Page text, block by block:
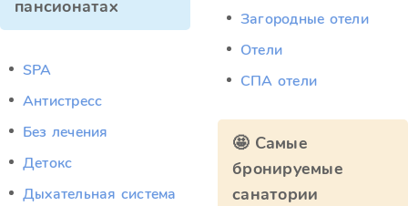
пансионатах
SPA
Антистресс
Без лечения
Детокс
Дыхательная система
Загородные отели
Отели
СПА отели
🤩 Самые
бронируемые
санатории